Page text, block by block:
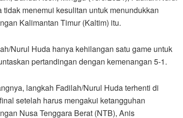
tidak menemui kesulitan untuk menundukkan
Kalimantan Timur (Kaltim) itu.
Nurul Huda hanya kehilangan satu game untuk
pertandingan dengan kemenangan 5-1.
langkah Fadilah/Nurul Huda terhenti di
setelah harus mengakui ketangguhan
Nusa Tenggara Berat (NTB), Anis